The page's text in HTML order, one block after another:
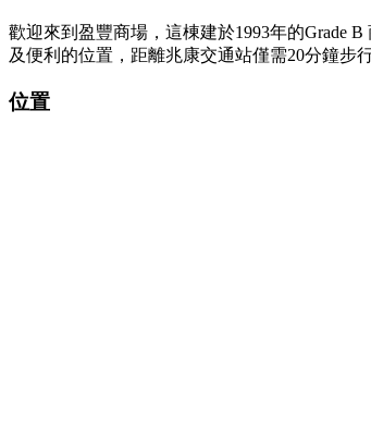
歡迎來到盈豐商場，這棟建於1993年的Grade
及便利的位置，距離兆康交通站僅需20分鐘步
位置